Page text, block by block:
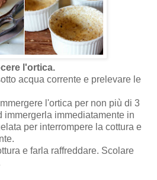
l'ortica.
acqua corrente e prelevare le
l'ortica per non più di 3
immergerla immediatamente in
per interrompere la cottura e
e farla raffreddare. Scolare